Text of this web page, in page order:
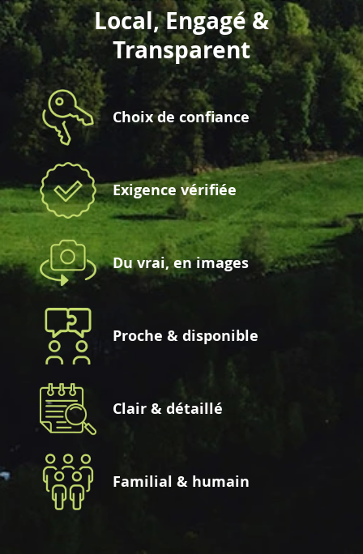
Local, Engagé &
Transparent
Choix de confiance
Exigence vérifiée
Du vrai, en images
Proche & disponible
Clair & détaillé
Familial & humain